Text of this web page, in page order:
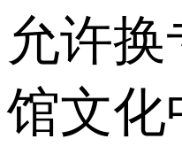
允许
馆文化